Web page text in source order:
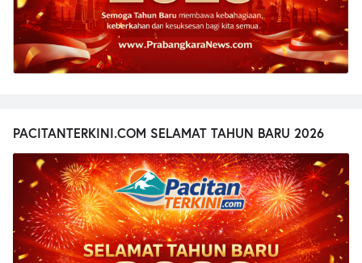
PACITANTERKINI.COM SELAMAT TAHUN BARU 2026